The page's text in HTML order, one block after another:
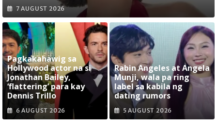
7 AUGUST 2026
Pagkakahawig sa
Hollywood actor na si
Jonathan Bailey,
‘flattering’ para kay
Dennis Trillo
6 AUGUST 2026
Rabin Angeles at Angela
Munji, wala pa ring
label sa kabila ng
dating rumors
5 AUGUST 2026